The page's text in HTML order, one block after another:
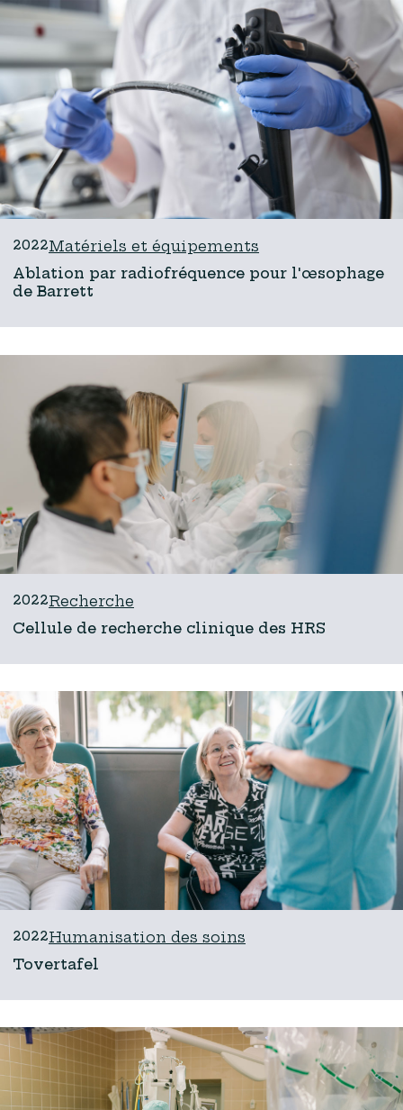
2022Matériels et équipements
Ablation par radiofréquence pour l'œsophage
de Barrett
2022Recherche
Cellule de recherche clinique des HRS
2022Humanisation des soins
Tovertafel